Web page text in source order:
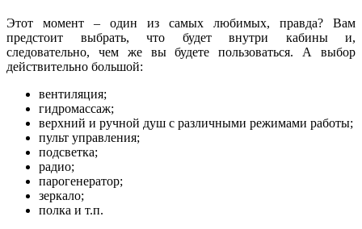
Этот момент – один из самых любимых, правда? Вам
предстоит выбрать, что будет внутри кабины и,
следовательно, чем же вы будете пользоваться. А выбор
действительно большой:
вентиляция;
гидромассаж;
верхний и ручной душ с различными режимами работы;
пульт управления;
подсветка;
радио;
парогенератор;
зеркало;
полка и т.п.